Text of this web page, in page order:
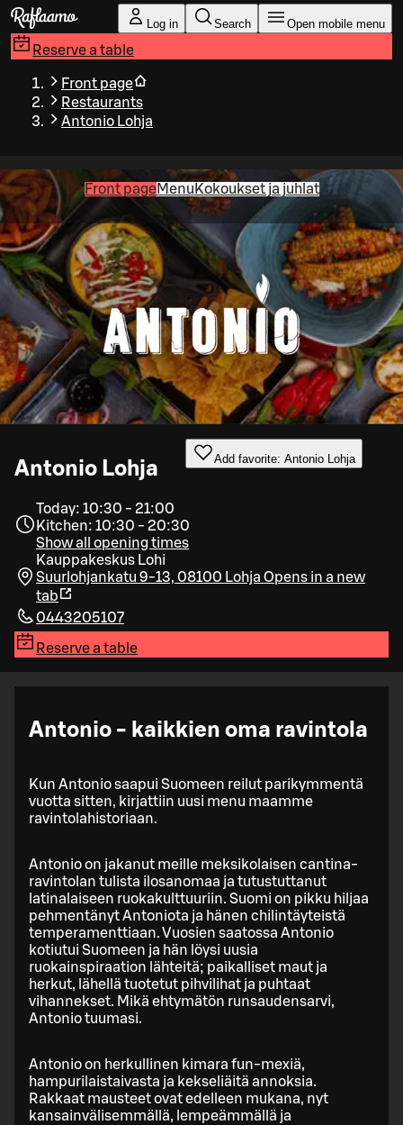
Skip to main content
Log in Search Open mobile menu
Reserve a table
Front page
Restaurants
Antonio Lohja
Front pageMenu Kokoukset ja juhlat
Antonio Lohja Add favorite: Antonio Lohja
Today: 10:30 - 21:00
Kitchen: 10:30 - 20:30
Show all opening times
Kauppakeskus Lohi
Suurlohjankatu 9-13, 08100 Lohja Opens in a new
tab
0443205107
Reserve a table
Antonio - kaikkien oma ravintola
Kun Antonio saapui Suomeen reilut parikymmentä
vuotta sitten, kirjattiin uusi menu maamme
ravintolahistoriaan.
Antonio on jakanut meille meksikolaisen cantina-
ravintolan tulista ilosanomaa ja tutustuttanut
latinalaiseen ruokakulttuuriin. Suomi on pikku hiljaa
pehmentänyt Antoniota ja hänen chilintäyteistä
temperamenttiaan. Vuosien saatossa Antonio
kotiutui Suomeen ja hän löysi uusia
ruokainspiraation lähteitä; paikalliset maut ja
herkut, lähellä tuotetut pihvilihat ja puhtaat
vihannekset. Mikä ehtymätön runsaudensarvi,
Antonio tuumasi.
Antonio on herkullinen kimara fun-mexiä,
hampurilaistaivasta ja kekseliäitä annoksia.
Rakkaat mausteet ovat edelleen mukana, nyt
kansainvälisemmällä, lempeämmällä ja